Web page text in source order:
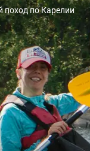
поход по Карелии